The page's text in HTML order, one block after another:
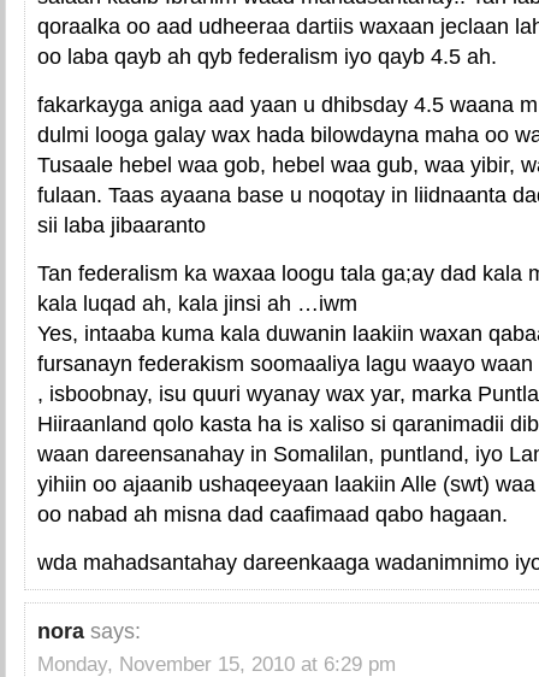
qoraalka oo aad udheeraa dartiis waxaan jeclaan
oo laba qayb ah qyb federalism iyo qayb 4.5 ah.
fakarkayga aniga aad yaan u dhibsday 4.5 waana
dulmi looga galay wax hada bilowdayna maha oo
Tusaale hebel waa gob, hebel waa gub, waa yibir,
fulaan. Taas ayaana base u noqotay in liidnaanta
sii laba jibaaranto
Tan federalism ka waxaa loogu tala ga;ay dad kala
kala luqad ah, kala jinsi ah …iwm
Yes, intaaba kuma kala duwanin laakiin waxan
fursanayn federakism soomaaliya lagu waayo
, isboobnay, isu quuri wyanay wax yar, marka
Hiiraanland qolo kasta ha is xaliso si qaranimadii
waan dareensanahay in Somalilan, puntland, iyo
yihiin oo ajaanib ushaqeeyaan laakiin Alle (swt)
oo nabad ah misna dad caafimaad qabo hagaan.
wda mahadsantahay dareenkaaga wadanimnimo
nora says:
Monday, November 15, 2010 at 6:29 pm